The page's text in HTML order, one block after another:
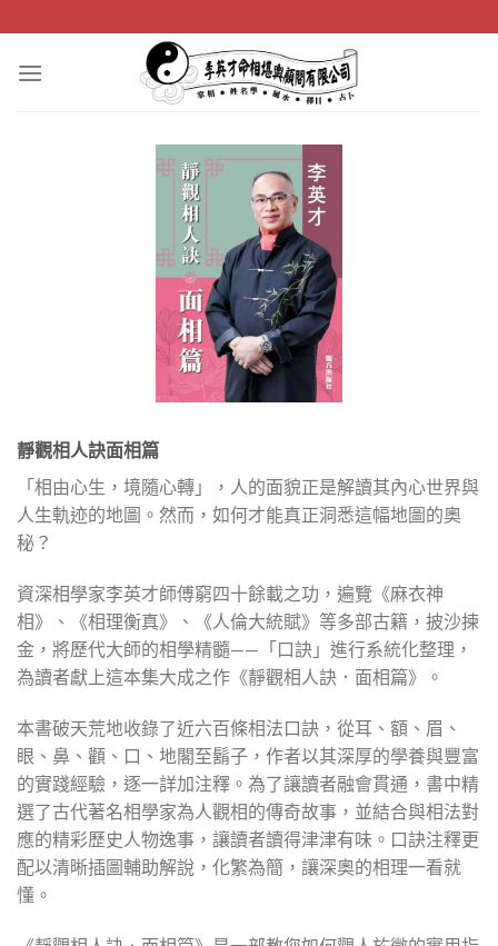
to
content
靜觀相人訣面相篇
「相由心生，境隨心轉」，人的面貌正是解讀其內心世界與
人生軌迹的地圖。然而，如何才能真正洞悉這幅地圖的奧
秘？
資深相學家李英才師傅窮四十餘載之功，遍覽《麻衣神
相》、《相理衡真》、《人倫大統賦》等多部古籍，披沙揀
金，將歷代大師的相學精髓——「口訣」進行系統化整理，
為讀者獻上這本集大成之作《靜觀相人訣．面相篇》。
本書破天荒地收錄了近六百條相法口訣，從耳、額、眉、
眼、鼻、顴、口、地閣至鬍子，作者以其深厚的學養與豐富
的實踐經驗，逐一詳加注釋。為了讓讀者融會貫通，書中精
選了古代著名相學家為人觀相的傳奇故事，並結合與相法對
應的精彩歷史人物逸事，讓讀者讀得津津有味。口訣注釋更
配以清晰插圖輔助解說，化繁為簡，讓深奧的相理一看就
懂。